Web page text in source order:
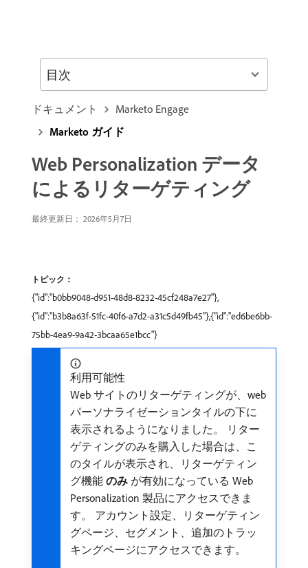
ドキュメント
Marketo Engage
Marketo ガイド
Web Personalization データ
によるリターゲティング
最終更新日： 2026年5月7日
トピック：
{"id":"b0bb9048-d951-48d8-8232-45cf248a7e27"},
{"id":"b3b8a63f-51fc-40f6-a7d2-a31c5d49fb45"},{"id":"ed6be6bb-
75bb-4ea9-9a42-3bcaa65e1bcc"}
利用可能性
Web サイトのリターゲティングが、web
パーソナライゼーションタイルの下に
表示されるようになりました。 リター
ゲティングのみを購入した場合は、こ
のタイルが表示され、リターゲティン
グ機能​ のみ ​が有効になっている Web
Personalization 製品にアクセスできま
す。 アカウント設定、リターゲティン
グページ、セグメント、追加のトラッ
キングページにアクセスできます。
目次